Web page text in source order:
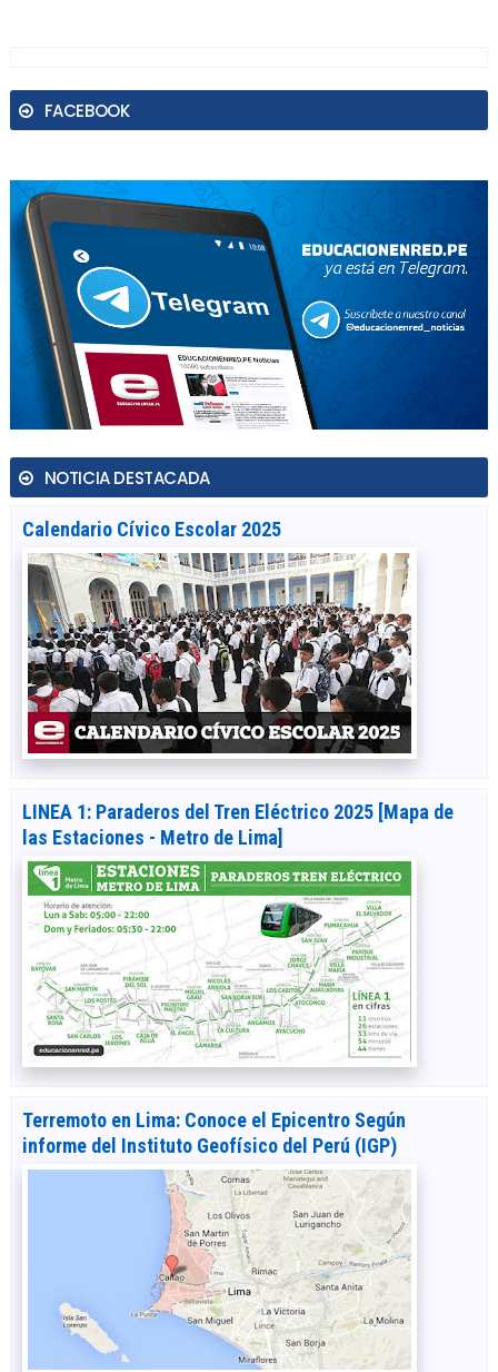
FACEBOOK
NOTICIA DESTACADA
Calendario Cívico Escolar 2025
LINEA 1: Paraderos del Tren Eléctrico 2025 [Mapa de
las Estaciones - Metro de Lima]
Terremoto en Lima: Conoce el Epicentro Según
informe del Instituto Geofísico del Perú (IGP)